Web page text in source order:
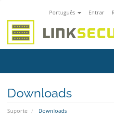
Português Entrar
Downloads
Suporte Downloads